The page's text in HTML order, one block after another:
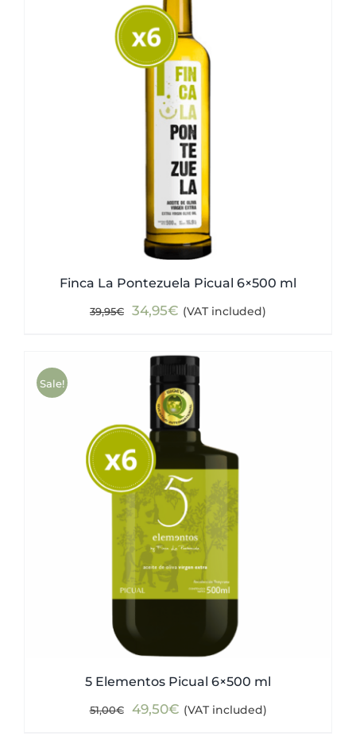
Finca La Pontezuela Picual 6×500 ml
39,95€
Original
was:
39,95€.
34,95€ Current
is:
34,95€.
(VAT included)
Sale!
5 Elementos Picual 6×500 ml
51,00€
Original
49,50€Current
(VAT included)